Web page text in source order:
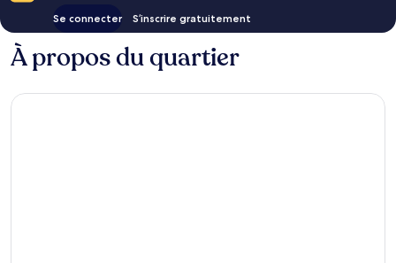
Se connecter S’inscrire gratuitement
À propos du quartier